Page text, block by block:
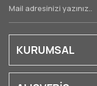
KURUMSAL